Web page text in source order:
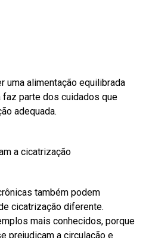
uma alimentação equilibrada
faz parte dos cuidados que
adequada.
a cicatrização
também podem
cicatrização diferente.
mais conhecidos, porque
prejudicam a circulação e